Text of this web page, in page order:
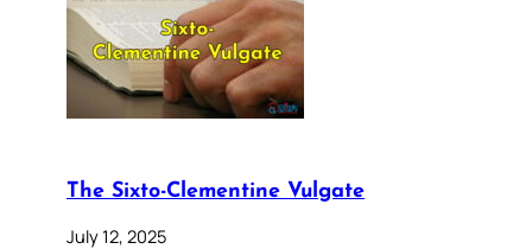
The Sixto-Clementine Vulgate
July 12, 2025